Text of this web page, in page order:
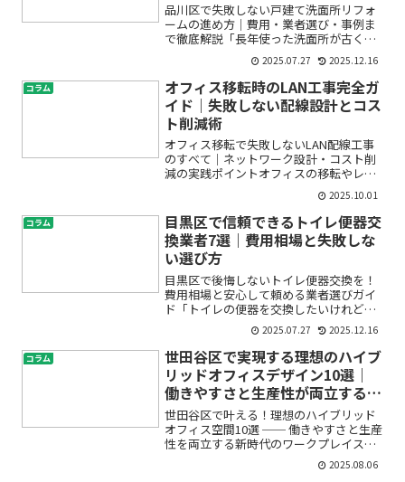
品川区で失敗しない戸建て洗面所リフォ
ームの進め方｜費用・業者選び・事例ま
で徹底解説「長年使った洗面所が古くな
ってきた…」「戸建ての水回りを一新し
たいけど、どのくらい費用がかかる
の？」「品川区で信頼できるリフォーム
業者はどう選べばいい？」——...
2025.07.27 2025.12.16
コラム
オフィス移転時のLAN工事完全ガ
イド｜失敗しない配線設計とコス
ト削減術
オフィス移転で失敗しないLAN配線工事
のすべて｜ネットワーク設計・コスト削
減の実践ポイントオフィスの移転やレイ
アウト変更を控え、「新しいオフィスの
ネットワークはちゃんとつながる？」
「LAN配線やネットワーク機器の設置、
どうすれば後悔しない？...
2025.10.01
コラム
目黒区で信頼できるトイレ便器交
換業者7選｜費用相場と失敗しな
い選び方
目黒区で後悔しないトイレ便器交換を！
費用相場と安心して頼める業者選びガイ
ド「トイレの便器を交換したいけれど、
どこに頼めばいいの？」「費用はどれく
らいかかるのか不安…」初めてのトイレ
便器交換は、わからないことだらけで悩
みも多いですよね。目黒区...
2025.07.27 2025.12.16
コラム
世田谷区で実現する理想のハイブ
リッドオフィスデザイン10選｜
働きやすさと生産性が両立する空
間づくり
世田谷区で叶える！理想のハイブリッド
オフィス空間10選 ── 働きやすさと生産
性を両立する新時代のワークプレイスデ
ザイン「テレワークが日常になってきた
けれど、オフィスはどう変えたらいい
2025.08.06